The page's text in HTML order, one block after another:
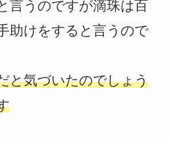
言うのですが滴珠は百
助けをすると言うので
と気づいたのでしょう